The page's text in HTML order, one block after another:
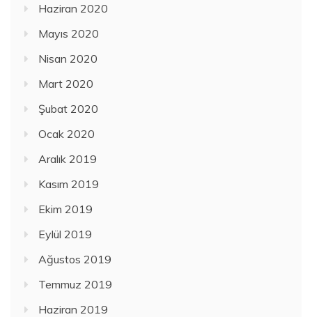
Haziran 2020
Mayıs 2020
Nisan 2020
Mart 2020
Şubat 2020
Ocak 2020
Aralık 2019
Kasım 2019
Ekim 2019
Eylül 2019
Ağustos 2019
Temmuz 2019
Haziran 2019